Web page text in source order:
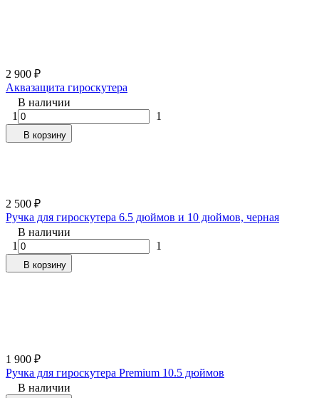
2 900 ₽
Аквазащита гироскутера
В наличии
1
1
В корзину
2 500 ₽
Ручка для гироскутера 6.5 дюймов и 10 дюймов, черная
В наличии
1
1
В корзину
1 900 ₽
Ручка для гироскутера Premium 10.5 дюймов
В наличии